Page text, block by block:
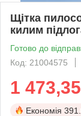
Щітка
килим
Готово до
Код: 21004575
1 473,35
Економія